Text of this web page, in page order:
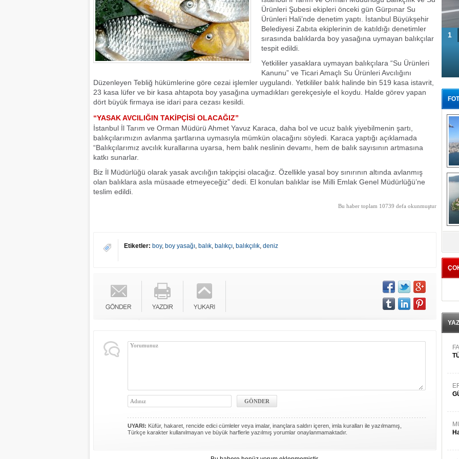
Ürünleri Şubesi ekipleri önceki gün Gürpınar Su
Ürünleri Hali’nde denetim yaptı. İstanbul Büyükşehir
Belediyesi Zabıta ekiplerinin de katıldığı denetimler
sırasında balıklarda boy yasağına uymayan balıkçılar
tespit edildi.
Yetkililer yasaklara uymayan balıkçılara “Su Ürünleri
Kanunu” ve Ticari Amaçlı Su Ürünleri Avcılığını
Düzenleyen Tebliğ hükümlerine göre cezai işlemler uygulandı. Yetkililer balık halinde bin 519 kasa istavrit,
23 kasa lüfer ve bir kasa ahtapota boy yasağına uymadıkları gerekçesiyle el koydu. Halde görev yapan
dört büyük firmaya ise idari para cezası kesildi.
“YASAK AVCILIĞIN TAKİPÇİSİ OLACAĞIZ”
İstanbul İl Tarım ve Orman Müdürü Ahmet Yavuz Karaca, daha bol ve ucuz balık yiyebilmenin şartı,
balıkçılarımızın avlanma şartlarına uymasıyla mümkün olacağını söyledi. Karaca yaptığı açıklamada
“Balıkçılarımız avcılık kurallarına uyarsa, hem balık neslinin devamı, hem de balık sayısının artmasına
katkı sunarlar.
Biz İl Müdürlüğü olarak yasak avcılığın takipçisi olacağız. Özellikle yasal boy sınırının altında avlanmış
olan balıklara asla müsaade etmeyeceğiz” dedi. El konulan balıklar ise Milli Emlak Genel Müdürlüğü’ne
teslim edildi.
Bu haber toplam 10739 defa okunmuştur
Etiketler: boy, boy yasağı, balık, balıkçı, balıkçılık, deniz
UYARI: Küfür, hakaret, rencide edici cümleler veya imalar, inançlara saldırı içeren, imla kuralları ile yazılmamış,
Türkçe karakter kullanılmayan ve büyük harflerle yazılmış yorumlar onaylanmamaktadır.
1